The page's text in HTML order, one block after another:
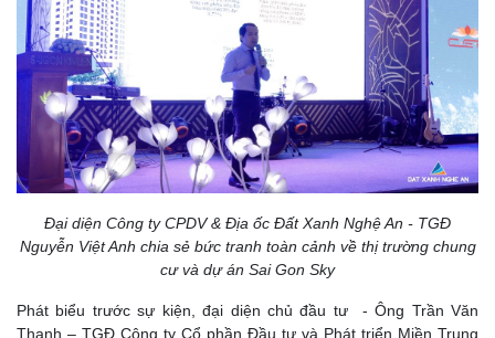
Đại diện Công ty CPDV & Địa ốc Đất Xanh Nghệ An - TGĐ
Nguyễn Việt Anh chia sẻ bức tranh toàn cảnh về thị trường chung
cư và dự án Sai Gon Sky
Phát biểu trước sự kiện, đại diện chủ đầu tư - Ông Trần Văn
Thanh – TGĐ Công ty Cổ phần Đầu tư và Phát triển Miền Trung